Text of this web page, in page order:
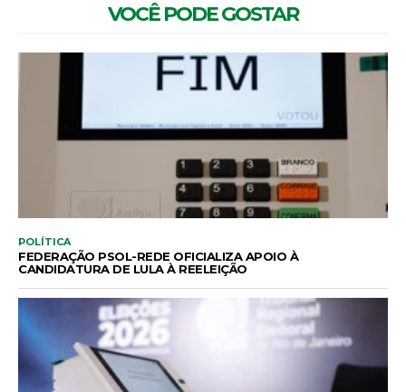
VOCÊ PODE GOSTAR
POLÍTICA
FEDERAÇÃO PSOL-REDE OFICIALIZA APOIO À
CANDIDATURA DE LULA À REELEIÇÃO